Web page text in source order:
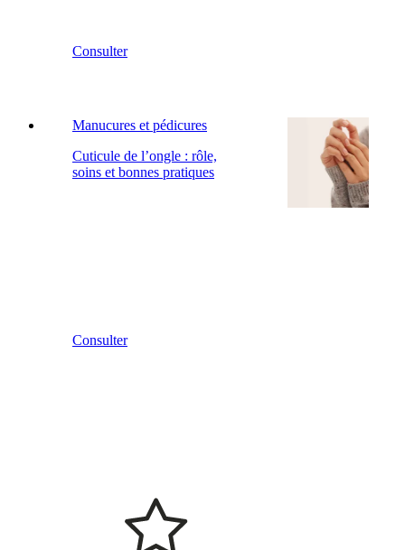
Consulter
Manucures et pédicures
Cuticule de l’ongle : rôle,
soins et bonnes pratiques
Consulter